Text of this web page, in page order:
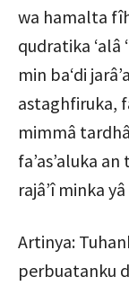
wa hamalta
qudratika
min ba‘di
astaghfiruka,
mimmâ
fa’as’aluka
rajâ’î minka
Artinya:
perbuatanku